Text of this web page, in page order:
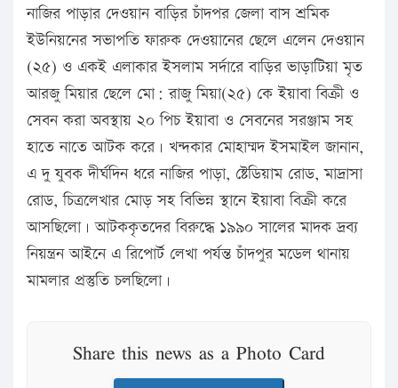
নাজির পাড়ার দেওয়ান বাড়ির চাঁদপর জেলা বাস শ্রমিক
ইউনিয়নের সভাপতি ফারুক দেওয়ানের ছেলে এলেন দেওয়ান
(২৫) ও একই এলাকার ইসলাম সর্দারে বাড়ির ভাড়াটিয়া মৃত
আরজু মিয়ার ছেলে মো: রাজু মিয়া(২৫) কে ইয়াবা বিক্রী ও
সেবন করা অবস্থায় ২০ পিচ ইয়াবা ও সেবনের সরঞ্জাম সহ
হাতে নাতে আটক করে। খন্দকার মোহাম্মদ ইসমাইল জানান,
এ দু যুবক দীর্ঘদিন ধরে নাজির পাড়া, ষ্টেডিয়াম রোড, মাদ্রাসা
রোড, চিত্রলেখার মোড় সহ বিভিন্ন স্থানে ইয়াবা বিক্রী করে
আসছিলো। আটককৃতদের বিরুদ্ধে ১৯৯০ সালের মাদক দ্রব্য
নিয়ন্ত্রন আইনে এ রিপোর্ট লেখা পর্যন্ত চাঁদপুর মডেল থানায়
মামলার প্রস্তুতি চলছিলো।
Share this news as a Photo Card